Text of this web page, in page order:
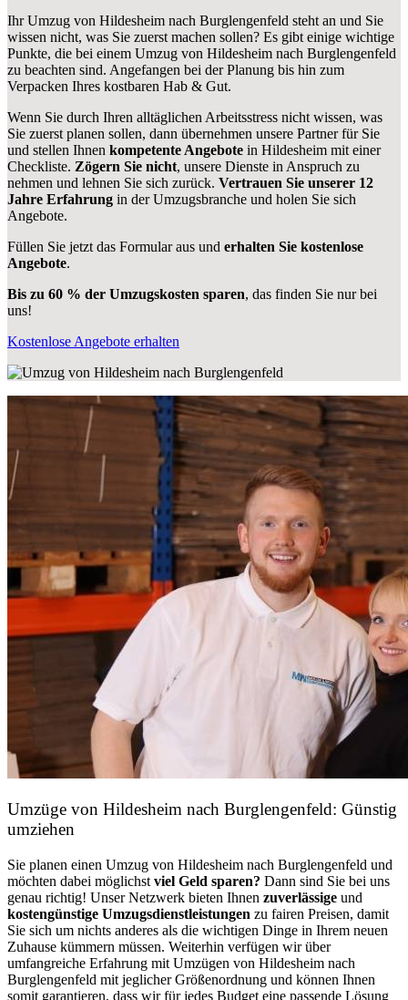
Ihr Umzug von Hildesheim nach Burglengenfeld steht an und Sie
wissen nicht, was Sie zuerst machen sollen? Es gibt einige wichtige
Punkte, die bei einem Umzug von Hildesheim nach Burglengenfeld
zu beachten sind. Angefangen bei der Planung bis hin zum
Verpacken Ihres kostbaren Hab & Gut.
Wenn Sie durch Ihren alltäglichen Arbeitsstress nicht wissen, was
Sie zuerst planen sollen, dann übernehmen unsere Partner für Sie
und stellen Ihnen kompetente Angebote in Hildesheim mit einer
Checkliste. Zögern Sie nicht, unsere Dienste in Anspruch zu
nehmen und lehnen Sie sich zurück. Vertrauen Sie unserer 12
Jahre Erfahrung in der Umzugsbranche und holen Sie sich
Angebote.
Füllen Sie jetzt das Formular aus und erhalten Sie kostenlose
Angebote.
Bis zu 60 % der Umzugskosten sparen, das finden Sie nur bei
uns!
Kostenlose Angebote erhalten
Umzüge von Hildesheim nach Burglengenfeld: Günstig
umziehen
Sie planen einen Umzug von Hildesheim nach Burglengenfeld und
möchten dabei möglichst viel Geld sparen? Dann sind Sie bei uns
genau richtig! Unser Netzwerk bieten Ihnen zuverlässige und
kostengünstige Umzugsdienstleistungen zu fairen Preisen, damit
Sie sich um nichts anderes als die wichtigen Dinge in Ihrem neuen
Zuhause kümmern müssen. Weiterhin verfügen wir über
umfangreiche Erfahrung mit Umzügen von Hildesheim nach
Burglengenfeld mit jeglicher Größenordnung und können Ihnen
somit garantieren, dass wir für jedes Budget eine passende Lösung